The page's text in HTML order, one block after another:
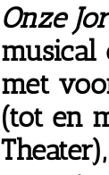
Onze
musical
met
(tot en